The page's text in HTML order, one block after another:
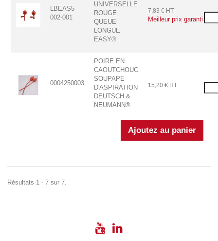
LBEAS5-
002-001
UNIVERSELLE
ROUGE
QUEUE
LONGUE
EASY®
7,83 € HT
Meilleur prix garanti
0004250003
POIRE EN
CAOUTCHOUC
SOUPAPE
D'ASPIRATION
DEUTSCH &
NEUMANN®
15,20 € HT
Résultats 1 - 7 sur 7.